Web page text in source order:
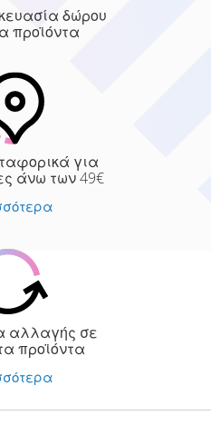
δώρου
προϊόντα
για
άνω των 49€
αλλαγής σε
προϊόντα